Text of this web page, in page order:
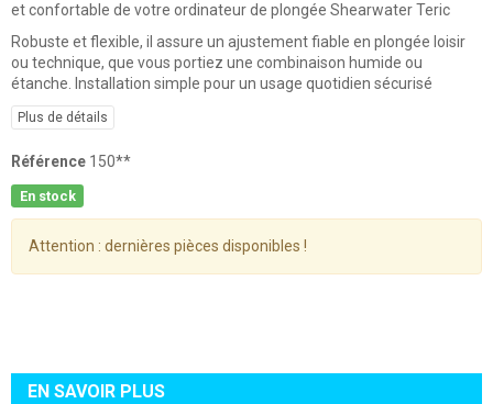
et confortable de votre ordinateur de plongée Shearwater Teric
Robuste et flexible, il assure un ajustement fiable en plongée loisir
ou technique, que vous portiez une combinaison humide ou
étanche. Installation simple pour un usage quotidien sécurisé
Plus de détails
Référence 150**
En stock
Attention : dernières pièces disponibles !
EN SAVOIR PLUS